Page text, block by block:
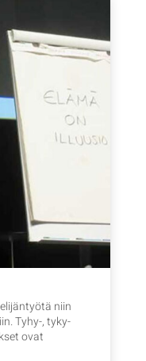
niin
Tyhy-, tyky-
ovat